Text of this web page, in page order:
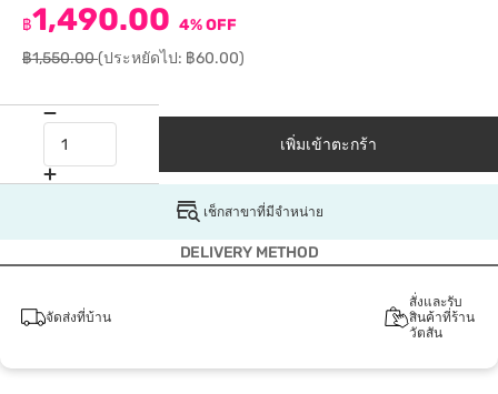
฿1,490.00 4% OFF
฿1,550.00(ประหยัดไป: ฿60.00)
เพิ่มเข้าตะกร้า
เช็กสาขาที่มีจำหน่าย
DELIVERY METHOD
จัดส่งที่บ้าน
สั่งและรับ
สินค้าที่ร้าน
วัตสัน